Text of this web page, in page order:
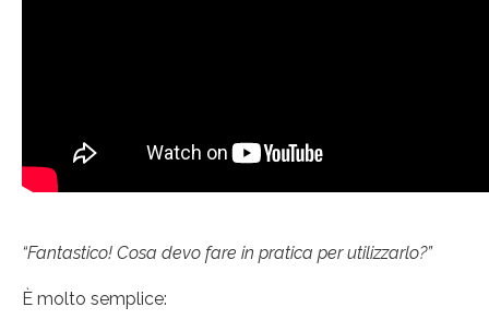
“Fantastico! Cosa devo fare in pratica per utilizzarlo?”
È molto semplice: